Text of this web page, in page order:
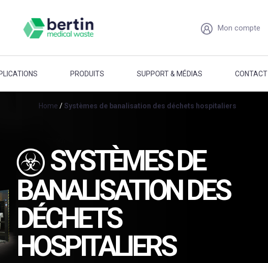
Mon compte
PRODUITS SUPPORT & MÉDIAS CONTACT
Home / Systèmes de banalisation des déchets hospitaliers
SYSTÈMES DE
BANALISATION DES
DÉCHETS
HOSPITALIERS